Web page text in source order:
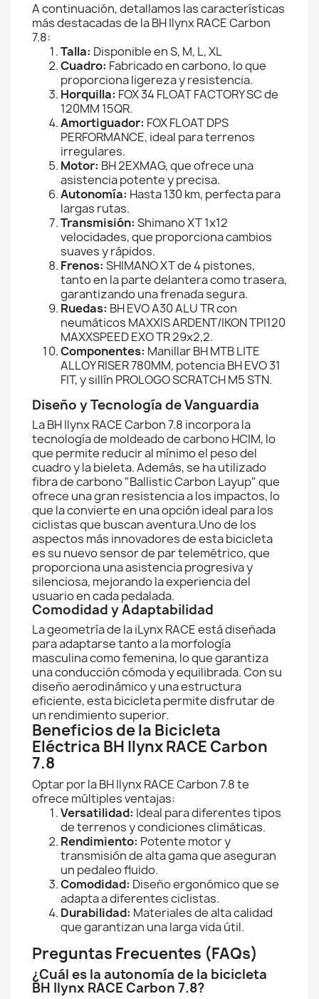
A continuación, detallamos las características
más destacadas de la BH Ilynx RACE Carbon
7.8:
Talla: Disponible en S, M, L, XL
Cuadro: Fabricado en carbono, lo que
proporciona ligereza y resistencia.
Horquilla: FOX 34 FLOAT FACTORY SC de
120MM 15QR.
Amortiguador: FOX FLOAT DPS
PERFORMANCE, ideal para terrenos
irregulares.
Motor: BH 2EXMAG, que ofrece una
asistencia potente y precisa.
Autonomía: Hasta 130 km, perfecta para
largas rutas.
Transmisión: Shimano XT 1x12
velocidades, que proporciona cambios
suaves y rápidos.
Frenos: SHIMANO XT de 4 pistones,
tanto en la parte delantera como trasera,
garantizando una frenada segura.
Ruedas: BH EVO A30 ALU TR con
neumáticos MAXXIS ARDENT/IKON TPI120
MAXXSPEED EXO TR 29x2,2.
Componentes: Manillar BH MTB LITE
ALLOY RISER 780MM, potencia BH EVO 31
FIT, y sillín PROLOGO SCRATCH M5 STN.
Diseño y Tecnología de Vanguardia
La BH Ilynx RACE Carbon 7.8 incorpora la
tecnología de moldeado de carbono HCIM, lo
que permite reducir al mínimo el peso del
cuadro y la bieleta. Además, se ha utilizado
fibra de carbono "Ballistic Carbon Layup" que
ofrece una gran resistencia a los impactos, lo
que la convierte en una opción ideal para los
ciclistas que buscan aventura.Uno de los
aspectos más innovadores de esta bicicleta
es su nuevo sensor de par telemétrico, que
proporciona una asistencia progresiva y
silenciosa, mejorando la experiencia del
usuario en cada pedalada.
Comodidad y Adaptabilidad
La geometría de la iLynx RACE está diseñada
para adaptarse tanto a la morfología
masculina como femenina, lo que garantiza
una conducción cómoda y equilibrada. Con su
diseño aerodinámico y una estructura
eficiente, esta bicicleta permite disfrutar de
un rendimiento superior.
Beneficios de la Bicicleta
Eléctrica BH Ilynx RACE Carbon
7.8
Optar por la BH Ilynx RACE Carbon 7.8 te
ofrece múltiples ventajas:
Versatilidad: Ideal para diferentes tipos
de terrenos y condiciones climáticas.
Rendimiento: Potente motor y
transmisión de alta gama que aseguran
un pedaleo fluido.
Comodidad: Diseño ergonómico que se
adapta a diferentes ciclistas.
Durabilidad: Materiales de alta calidad
que garantizan una larga vida útil.
Preguntas Frecuentes (FAQs)
¿Cuál es la autonomía de la bicicleta
BH Ilynx RACE Carbon 7.8?